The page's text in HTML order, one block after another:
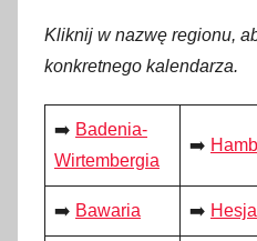
g
o
Kliknij w nazwę regionu,
konkretnego kalendarza.
➡️ Badenia-
Wirtembergia
➡️
➡️ Bawaria ➡️ Hesja